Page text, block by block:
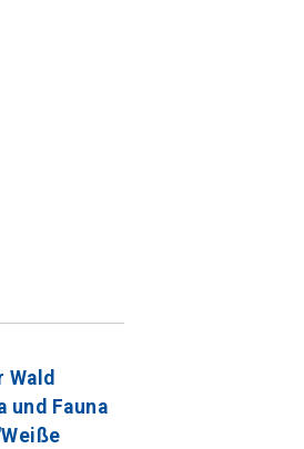
Fauna